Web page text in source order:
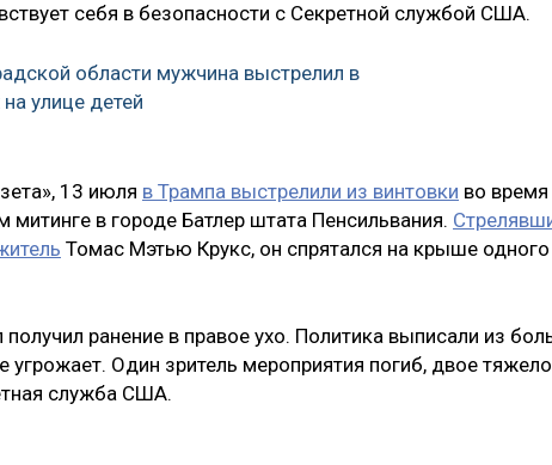
себя в безопасности с Секретной службой США.
области мужчина выстрелил в
улице детей
13 июля в Трампа выстрелили из винтовки во время
в городе Батлер штата Пенсильвания.
Томас Мэтью Крукс, он спрятался на крыше одного
ранение в правое ухо. Политика выписали из
угрожает. Один зритель мероприятия погиб, двое
служба США.